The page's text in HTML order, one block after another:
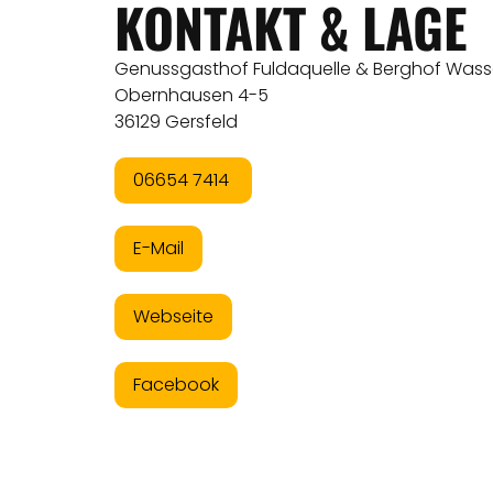
KONTAKT & LAGE
Genussgasthof Fuldaquelle & Berghof
Obernhausen 4-5
36129 Gersfeld
06654 7414
E-Mail
Webseite
Facebook